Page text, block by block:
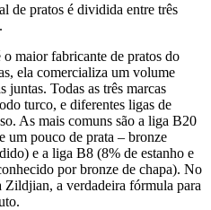
de pratos é dividida entre três
maior fabricante de pratos do
ela comercializa um volume
juntas. Todas as três marcas
turco, e diferentes ligas de
As mais comuns são a liga B20
um pouco de prata – bronze
e a liga B8 (8% de estanho e
por bronze de chapa). No
Zildjian, a verdadeira fórmula para